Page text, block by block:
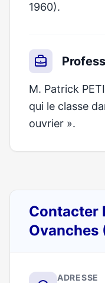
1960).
M. Patrick
qui le classe
ouvrier ».
Contacter
ADRESSE